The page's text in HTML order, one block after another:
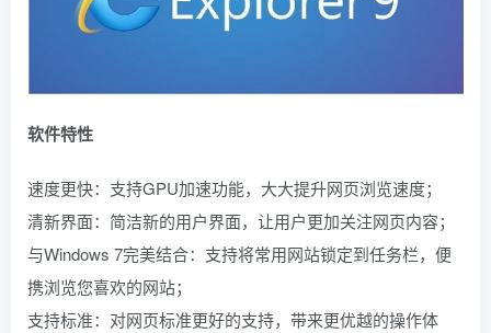
软件特性
速度更快：支持GPU加速功能，大大提升网页浏览速度；
清新界面：简洁新的用户界面，让用户更加关注网页内容；
与Windows 7完美结合：支持将常用网站锁定到任务栏，便
携浏览您喜欢的网站；
支持标准：对网页标准更好的支持，带来更优越的操作体